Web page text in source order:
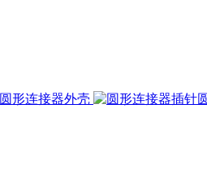
圆形连接器外壳